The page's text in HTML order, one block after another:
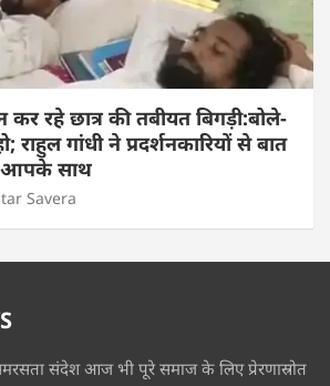
रहे छात्र की तबीयत बिगड़ी:बोले-
राहुल गांधी ने प्रदर्शनकारियों से बात
आपके साथ
Savera
संदेश आज भी पूरे समाज के लिए प्रेरणास्रोत